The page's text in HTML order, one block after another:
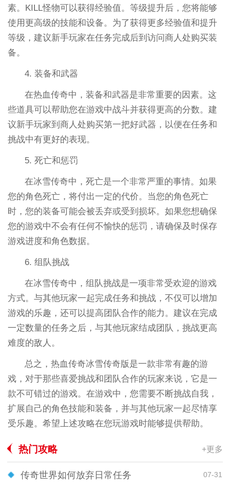
素。KILL怪物可以获得经验值。等级提升后，您将能够
使用更高级的技能和设备。为了获得更多经验值和提升
等级，建议新手玩家在任务完成后到访问商人处购买装
备。
4. 装备和武器
在热血传奇中，装备和武器是非常重要的因素。这
些道具可以帮助您在游戏中战斗并获得更高的分数。建
议新手玩家到商人处购买第一把好武器，以便在任务和
挑战中有更好的表现。
5. 死亡和惩罚
在冰雪传奇中，死亡是一个非常严重的事情。如果
您的角色死亡，将付出一定的代价。当您的角色死亡
时，您的装备可能会被丢弃或受到损坏。如果您想确保
您的游戏中不会有任何不愉快的惩罚，请确保及时保存
游戏进度和角色数据。
6. 组队挑战
在冰雪传奇中，组队挑战是一项非常受欢迎的游戏
方式。与其他玩家一起完成任务和挑战，不仅可以增加
游戏的乐趣，还可以提高团队合作的能力。建议在完成
一定数量的任务之后，与其他玩家结成团队，挑战更高
难度的敌人。
总之，热血传奇冰雪传奇版是一款非常有趣的游
戏，对于那些喜爱挑战和团队合作的玩家来说，它是一
款不可错过的游戏。在游戏中，您需要不断挑战自我，
扩展自己的角色技能和装备，并与其他玩家一起尽情享
受乐趣。希望上述攻略在您玩游戏时能够提供帮助。
热门攻略 +更多
传奇世界如何放弃日常任务 07-31